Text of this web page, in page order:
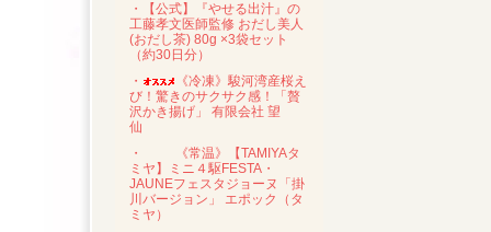
・【公式】『やせる出汁』の
工藤孝文医師監修 おだし美人
(おだし茶) 80g ×3袋セット
（約30日分）
・
《冷凍》駿河湾産桜え
び！驚きのサクサク感！「贅
沢かき揚げ」 有限会社 望
仙
・
《常温》【TAMIYAタ
ミヤ】ミニ４駆FESTA・
JAUNEフェスタジョーヌ「掛
川バージョン」 エポック（タ
ミヤ）